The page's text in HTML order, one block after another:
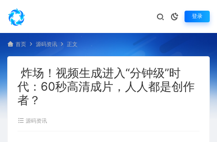
登录
首页 源码资讯 正文
炸场！视频生成进入“分钟级”时
代：60秒高清成片，人人都是创作
者？
源码资讯